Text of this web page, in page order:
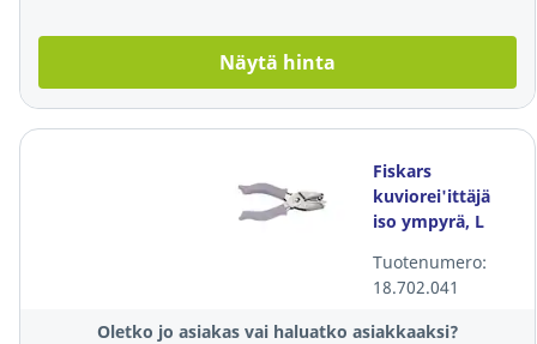
Näytä hinta
Fiskars
kuviorei'ittäjä
iso ympyrä, L
Tuotenumero:
18.702.041
Oletko jo asiakas vai haluatko asiakkaaksi?